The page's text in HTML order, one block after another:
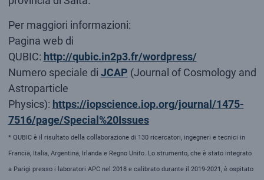
Per maggiori informazioni:
Pagina web di
QUBIC: http://qubic.in2p3.fr/wordpress/
Numero speciale di JCAP (Journal of Cosmology and
Astroparticle
Physics): https://iopscience.iop.org/journal/1475-
7516/page/Special%20Issues
* QUBIC è il risultato della collaborazione di 130 ricercatori, ingegneri e tecnici in
Francia, Italia, Argentina, Irlanda e Regno Unito. Lo strumento, che è stato integrato
a Parigi presso i laboratori APC nel 2018 e calibrato durante il 2019-2021, è ospitato